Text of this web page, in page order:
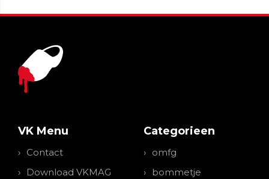
VK Menu
Contact
Download VKMAG
Categorieen
omfg
bommetje